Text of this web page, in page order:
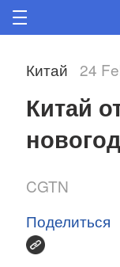
Китай 24
Китай
CGTN
Поделиться